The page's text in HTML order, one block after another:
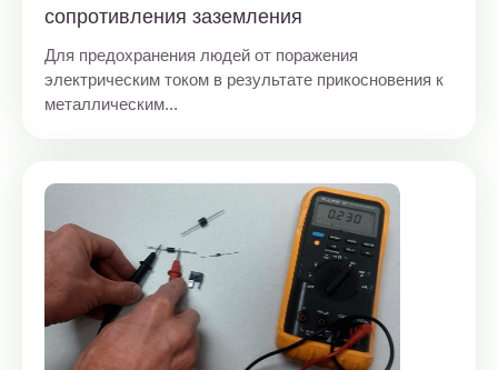
сопротивления заземления
Для предохранения людей от поражения
электрическим током в результате прикосновения к
металлическим...